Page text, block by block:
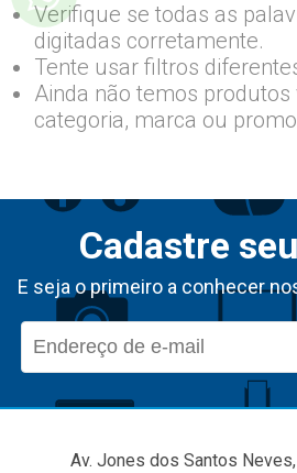
Verifique se todas as
digitadas corretamente.
Tente usar filtros
Ainda não temos
categoria, marca ou
Cadastre
E seja o primeiro a conhecer
Av. Jones dos Santos